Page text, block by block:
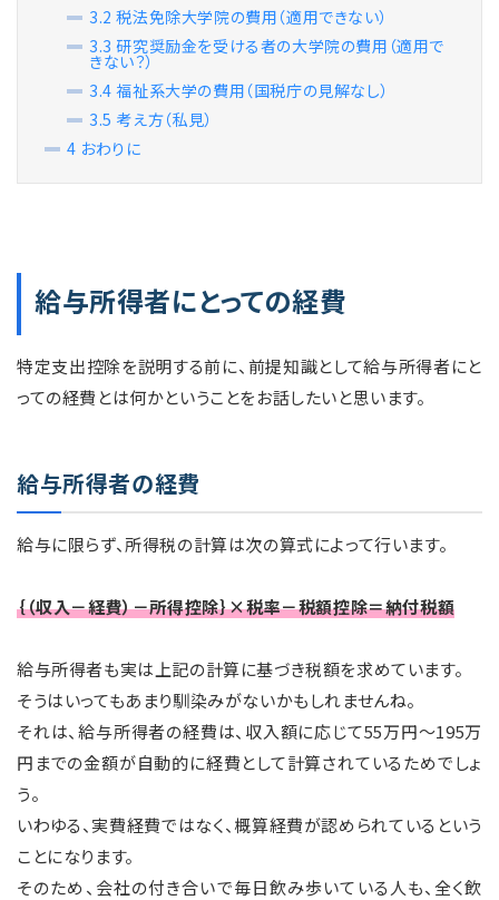
3.2 税法免除大学院の費用（適用できない）
3.3 研究奨励金を受ける者の大学院の費用（適用で
きない？）
3.4 福祉系大学の費用（国税庁の見解なし）
3.5 考え方（私見）
4 おわりに
給与所得者にとっての経費
特定支出控除を説明する前に、前提知識として給与所得者にと
っての経費とは何かということをお話したいと思います。
給与所得者の経費
給与に限らず、所得税の計算は次の算式によって行います。
｛（収入－経費）－所得控除｝×税率－税額控除＝納付税額
給与所得者も実は上記の計算に基づき税額を求めています。
そうはいってもあまり馴染みがないかもしれませんね。
それは、給与所得者の経費は、収入額に応じて55万円～195万
円までの金額が自動的に経費として計算されているためでしょ
う。
いわゆる、実費経費ではなく、概算経費が認められているという
ことになります。
そのため、会社の付き合いで毎日飲み歩いている人も、全く飲